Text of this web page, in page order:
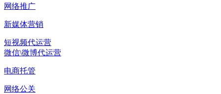
网络推广
新媒体营销
短视频代运营
微信\微博代运营
电商托管
网络公关